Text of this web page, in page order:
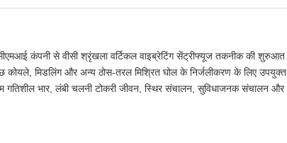
कंपनी से वीसी श्रृंखला वर्टिकल वाइब्रेटिंग सेंट्रीफ्यूज तकनीक की शुरुआत
मिडलिंग और अन्य ठोस-तरल मिश्रित घोल के निर्जलीकरण के लिए उपयुक्त
भार, लंबी चलनी टोकरी जीवन, स्थिर संचालन, सुविधाजनक संचालन और